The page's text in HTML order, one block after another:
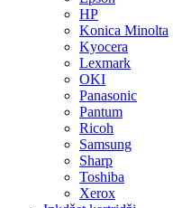
HP
Konica Minolta
Kyocera
Lexmark
OKI
Panasonic
Pantum
Ricoh
Samsung
Sharp
Toshiba
Xerox